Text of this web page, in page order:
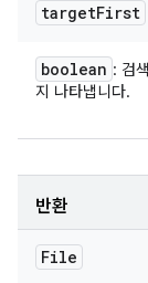
targetFirst
boolean : 검
지 나타냅니다.
반환
File